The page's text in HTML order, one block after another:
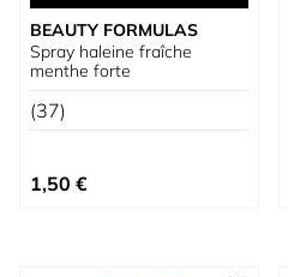
BEAUTY FORMULAS
Spray haleine fraîche
menthe forte
(37)
1,50 €